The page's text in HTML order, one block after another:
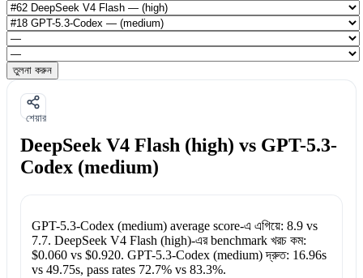
তুলনা করুন
শেয়ার
DeepSeek V4 Flash (high) vs GPT-5.3-
Codex (medium)
GPT-5.3-Codex (medium)average score-এ এগিয়ে: 8.9vs
7.7. DeepSeek V4 Flash (high)-এর benchmark খরচ কম:
$0.060vs $0.920. GPT-5.3-Codex (medium)দ্রুত: 16.96s
vs 49.75s, pass rates 72.7%vs 83.3%.